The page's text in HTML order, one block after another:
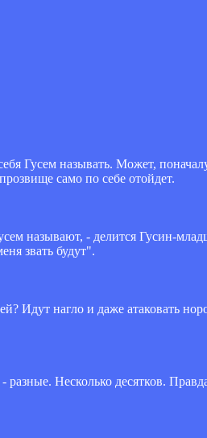
Гусем называть. Может,
само по себе отойдет.
называют, - делится Гусин-
звать будут".
Идут нагло и даже атаковать
Несколько десятков.